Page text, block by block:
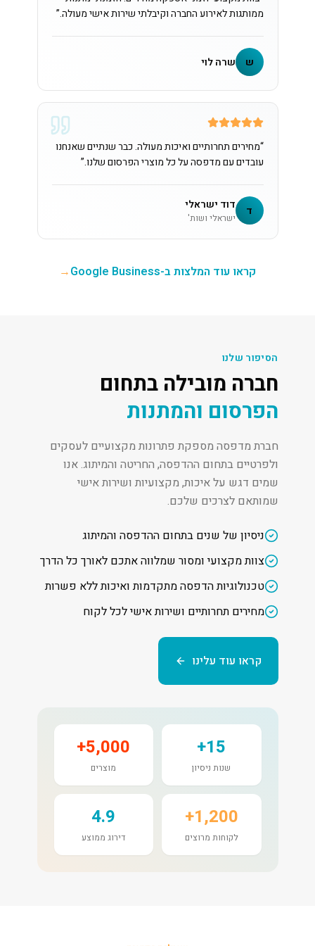
ממותגות לאירוע החברה וקיבלתי שירות אישי מעולה.”
ש שרה לוי
“מחירים תחרותיים ואיכות מעולה. כבר שנתיים שאנחנו
עובדים עם מדפסה על כל מוצרי הפרסום שלנו.”
ד דוד ישראלי
ישראלי ושות'
קראו עוד המלצות ב-Google Business →
הסיפור שלנו
חברה מובילה בתחום
הפרסום והמתנות
חברת מדפסה מספקת פתרונות מקצועיים לעסקים
ולפרטיים בתחום ההדפסה, החריטה והמיתוג. אנו
שמים דגש על איכות, מקצועיות ושירות אישי
שמותאם לצרכים שלכם.
ניסיון של שנים בתחום ההדפסה והמיתוג
צוות מקצועי ומסור שמלווה אתכם לאורך כל הדרך
טכנולוגיות הדפסה מתקדמות ואיכות ללא פשרות
מחירים תחרותיים ושירות אישי לכל לקוח
קראו עוד עלינו
15+
שנות ניסיון
5,000+
מוצרים
1,200+
לקוחות מרוצים
4.9
דירוג ממוצע